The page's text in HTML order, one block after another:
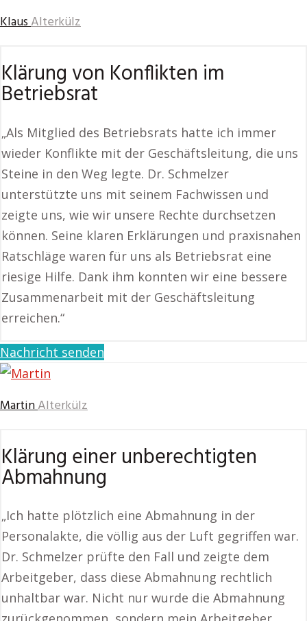
KlausAlterkülz
Klärung von Konflikten im
Betriebsrat
„Als Mitglied des Betriebsrats hatte ich immer
wieder Konflikte mit der Geschäftsleitung, die uns
Steine in den Weg legte. Dr. Schmelzer
unterstützte uns mit seinem Fachwissen und
zeigte uns, wie wir unsere Rechte durchsetzen
können. Seine klaren Erklärungen und praxisnahen
Ratschläge waren für uns als Betriebsrat eine
riesige Hilfe. Dank ihm konnten wir eine bessere
Zusammenarbeit mit der Geschäftsleitung
erreichen.“
Nachricht senden
MartinAlterkülz
Klärung einer unberechtigten
Abmahnung
„Ich hatte plötzlich eine Abmahnung in der
Personalakte, die völlig aus der Luft gegriffen war.
Dr. Schmelzer prüfte den Fall und zeigte dem
Arbeitgeber, dass diese Abmahnung rechtlich
unhaltbar war. Nicht nur wurde die Abmahnung